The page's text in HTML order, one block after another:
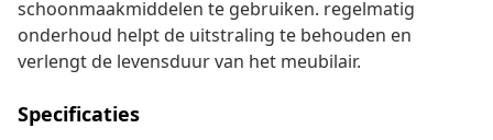
schoonmaakmiddelen te gebruiken. regelmatig
onderhoud helpt de uitstraling te behouden en
verlengt de levensduur van het meubilair.
Specificaties